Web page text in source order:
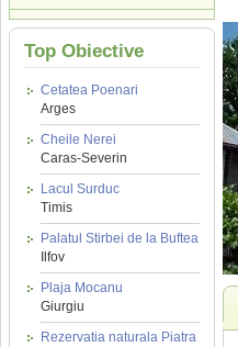
Top Obiective
Cetatea Poenari
Arges
Cheile Nerei
Caras-Severin
Lacul Surduc
Timis
Palatul Stirbei de la Buftea
Ilfov
Plaja Mocanu
Giurgiu
Rezervatia naturala Piatra